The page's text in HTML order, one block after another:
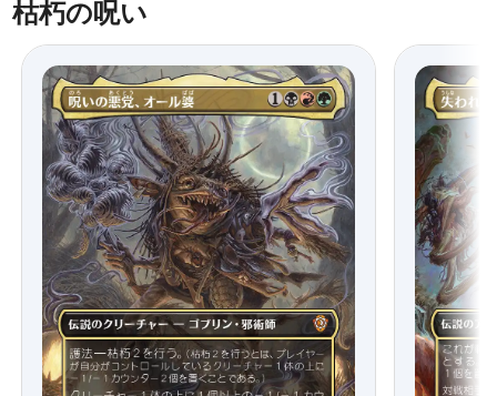
枯朽の呪い